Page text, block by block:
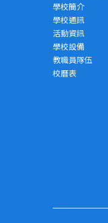
學校簡介
學校通訊
活動資訊
學校設備
教職員隊伍
校曆表